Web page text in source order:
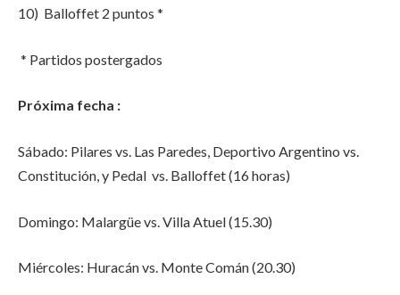
10) Balloffet 2 puntos *
* Partidos postergados
Próxima fecha :
Sábado: Pilares vs. Las Paredes, Deportivo Argentino vs.
Constitución, y Pedal vs. Balloffet (16 horas)
Domingo: Malargüe vs. Villa Atuel (15.30)
Miércoles: Huracán vs. Monte Comán (20.30)